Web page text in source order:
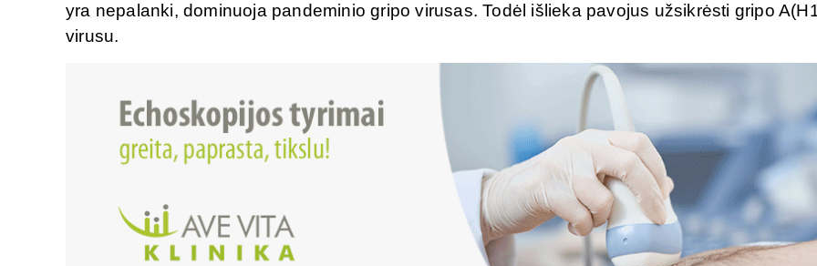
yra nepalanki, dominuoja pandeminio gripo virusas. Todėl išlieka pavojus užsikrėsti gripo
virusu.